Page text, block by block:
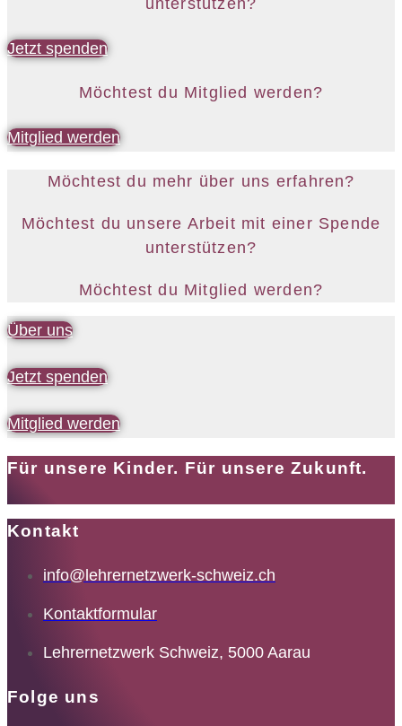
unterstützen?
Jetzt spenden
Möchtest du Mitglied werden?
Mitglied werden
Möchtest du mehr über uns erfahren?
Möchtest du unsere Arbeit mit einer Spende
unterstützen?
Möchtest du Mitglied werden?
Über uns
Jetzt spenden
Mitglied werden
Für unsere Kinder. Für unsere Zukunft.
Kontakt
info@lehrernetzwerk-schweiz.ch
Kontaktformular
Lehrernetzwerk Schweiz, 5000 Aarau
Folge uns